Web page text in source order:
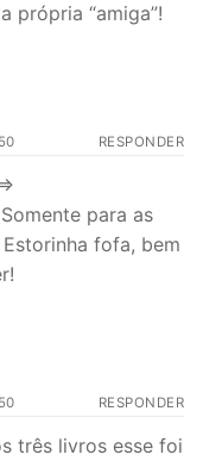
própria “amiga”!
RESPONDER
Somente para as
fofa, bem
RESPONDER
três livros esse foi